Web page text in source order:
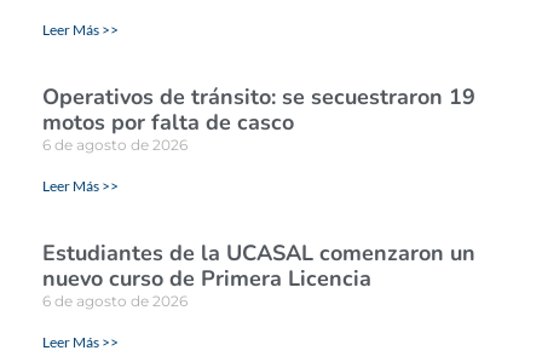
Leer Más >>
Operativos de tránsito: se secuestraron 19
motos por falta de casco
6 de agosto de 2026
Leer Más >>
Estudiantes de la UCASAL comenzaron un
nuevo curso de Primera Licencia
6 de agosto de 2026
Leer Más >>